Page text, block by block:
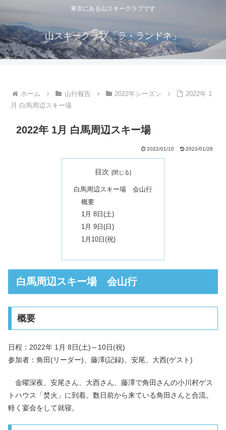
東京にある山スキークラブです
山スキークラブ「ラ・ランドネ」
ホーム 山行報告 2022年シーズン
2022年 1
月 白馬周辺スキー場
2022年 1月 白馬周辺スキー場
2022/01/10 2022/01/28
目次
白馬周辺スキー場 会山行
概要
1月 8日(土)
1月 9日(日)
1月10日(祝)
白馬周辺スキー場 会山行
概要
日程：2022年 1月 8日(土)～10日(祝)
参加者：角田(リーダー)、藤澤(記録)、安尾、大西(ゲスト)
金曜深夜、安尾さん、大西さん、藤澤で角田さんの小川村ゲス
トハウス「焚火」に到着。数日前から来ている角田さんと合流。
軽く宴会をして就寝。